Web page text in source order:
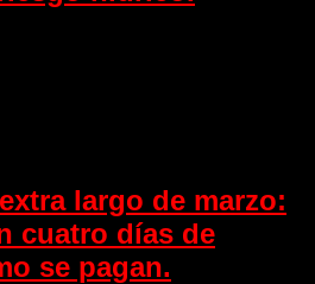
largo de marzo:
cuatro días de
se pagan.